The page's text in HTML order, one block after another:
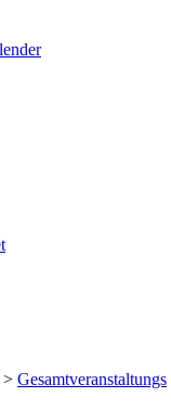
> Gesamtveranstaltungs